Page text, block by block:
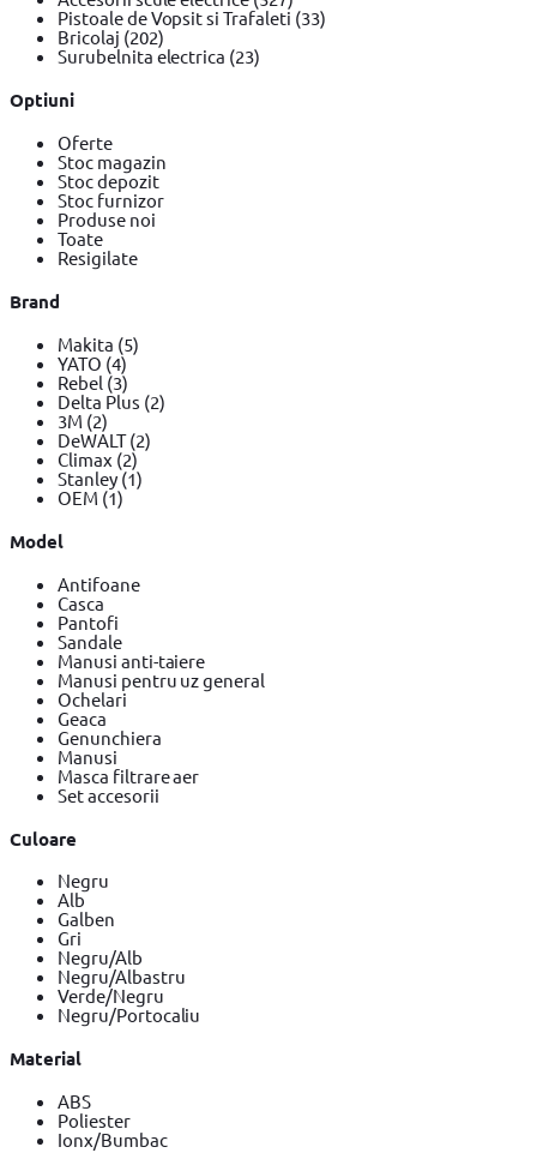
Pistoale de Vopsit si Trafaleti (33)
Bricolaj (202)
Surubelnita electrica (23)
Optiuni
Oferte
Stoc magazin
Stoc depozit
Stoc furnizor
Produse noi
Toate
Resigilate
Brand
Makita (5)
YATO (4)
Rebel (3)
Delta Plus (2)
3M (2)
DeWALT(2)
Climax (2)
Stanley(1)
OEM (1)
Model
Antifoane
Casca
Pantofi
Sandale
Manusi anti-taiere
Manusi pentru uz general
Ochelari
Geaca
Genunchiera
Manusi
Masca filtrare aer
Set accesorii
Culoare
Negru
Alb
Galben
Gri
Negru/Alb
Negru/Albastru
Verde/Negru
Negru/Portocaliu
Material
ABS
Poliester
Ionx/Bumbac